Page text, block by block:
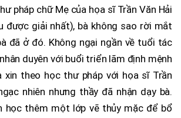
pháp chữ Mẹ của họa sĩ Trần Văn Hải
được giải nhất), bà không sao rời mắt
đã ở đó. Không ngại ngần về tuổi tác
duyên với buổi triển lãm định mệnh
xin theo học thư pháp với họa sĩ Trần
nhiên nhưng thầy đã nhận dạy bà.
học thêm một lớp vẽ thủy mặc để bổ